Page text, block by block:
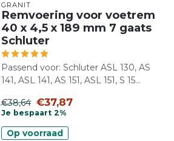
GRANIT
Remvoering voor voetrem
40 x 4,5 x 189 mm 7 gaats
Schluter
Passend voor: Schluter ASL 130, AS
141, ASL 141, AS 151, ASL 151, S 15...
€38,64 €37,87
Je bespaart 2%
Op voorraad